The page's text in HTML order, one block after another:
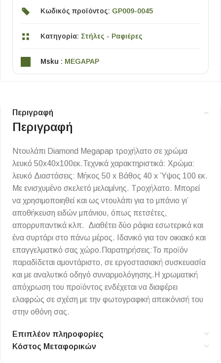
Κωδικός προϊόντος: GP009-0045
Κατηγορία: Στήλες - Ραφιέρες
Msku : MEGAPAP
Περιγραφή
Περιγραφή
Ντουλάπι Diamond Megapap τροχήλατο σε χρώμα
λευκό 50x40x100εκ.Τεχνικά χαρακτηριστικά: Χρώμα:
λευκό Διαστάσεις: Μήκος 50 x Βάθος 40 x Ύψος 100 εκ.
Με ενισχυμένο σκελετό μελαμίνης. Τροχήλατο. Μπορεί
να χρησιμοποιηθεί και ως ντουλάπι για το μπάνιο γι’
αποθήκευση ειδών μπάνιου, όπως πετσέτες,
απορρυπαντικά κλπ. Διαθέτει δύο ράφια εσωτερικά και
ένα συρτάρι στο πάνω μέρος. Ιδανικό για τον οικιακό και
επαγγελματικό σας χώρο.Παρατηρήσεις:Το προϊόν
παραδίδεται αμοντάριστο, σε εργοστασιακή συσκευασία
και με αναλυτικό οδηγό συναρμολόγησης.Η χρωματική
απόχρωση του προϊόντος ενδέχεται να διαφέρει
ελαφρώς σε σχέση με την φωτογραφική απεικόνισή του
στην οθόνη σας.
Επιπλέον πληροφορίες
Κόστος Μεταφορικών